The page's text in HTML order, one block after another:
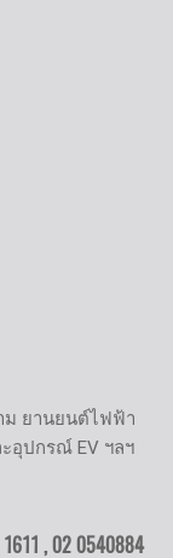
ม ยานยนต์ไฟฟ้า
อุปกรณ์ EV ฯลฯ
,02 0540884